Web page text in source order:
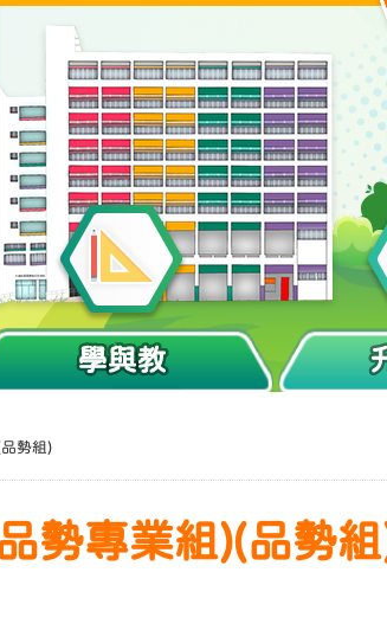
學與教
勢組)
勢專業組)(品勢